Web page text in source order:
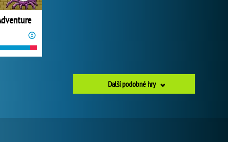
Další podobné hry